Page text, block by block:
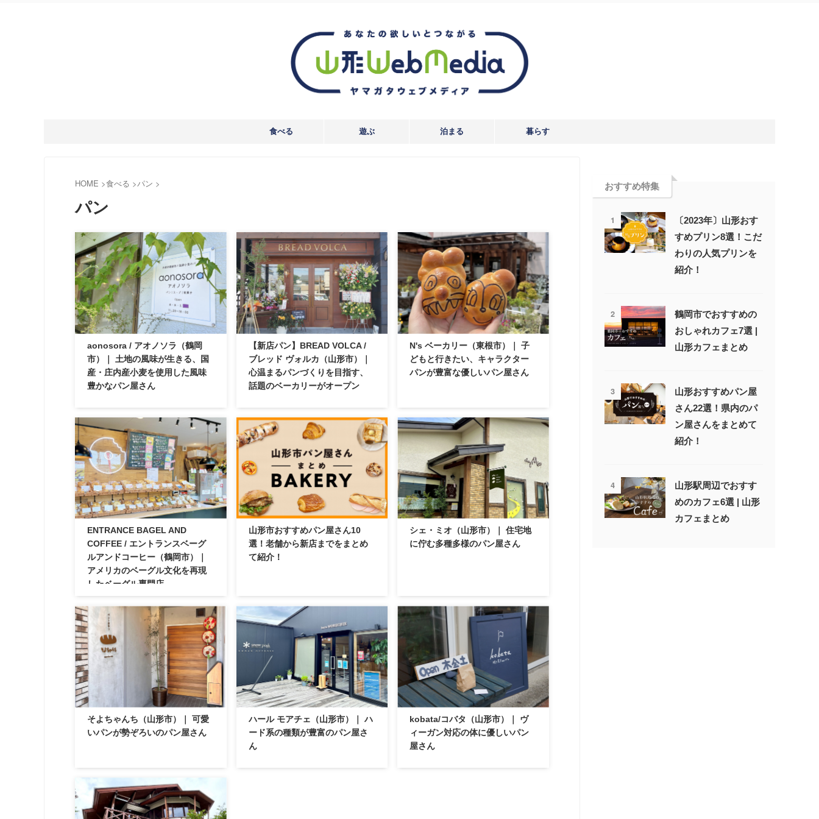
食べる 遊ぶ 泊まる 暮らす
HOME >食べる >パン >
パン
aonosora / アオノソラ（鶴岡
市）｜ 土地の風味が生きる、国
産・庄内産小麦を使用した風味
豊かなパン屋さん
【新店パン】BREAD VOLCA /
ブレッド ヴォルカ（山形市）｜
心温まるパンづくりを目指す、
話題のベーカリーがオープン
N's ベーカリー（東根市）｜ 子
どもと行きたい、キャラクター
パンが豊富な優しいパン屋さん
ENTRANCE BAGEL AND
COFFEE / エントランスベーグ
ルアンドコーヒー（鶴岡市）｜
アメリカのベーグル文化を再現
したベーグル専門店
山形市おすすめパン屋さん10
選！老舗から新店までをまとめ
て紹介！
シェ・ミオ（山形市）｜ 住宅地
に佇む多種多様のパン屋さん
そよちゃんち（山形市）｜ 可愛
いパンが勢ぞろいのパン屋さん
ハール モアチェ（山形市）｜ ハ
ード系の種類が豊富のパン屋さ
ん
kobata/コバタ（山形市）｜ ヴ
ィーガン対応の体に優しいパン
屋さん
おすすめ特集
1
〔2023年〕山形おす
すめプリン8選！こだ
わりの人気プリンを
紹介！
2
鶴岡市でおすすめの
おしゃれカフェ7選 |
山形カフェまとめ
3
山形おすすめパン屋
さん22選！県内のパ
ン屋さんをまとめて
紹介！
4
山形駅周辺でおすす
めのカフェ6選 | 山形
カフェまとめ